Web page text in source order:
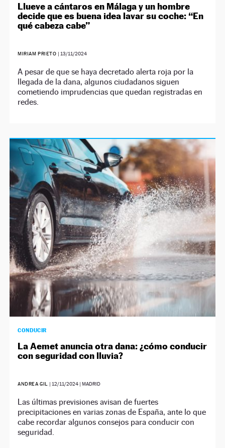
Llueve a cántaros en Málaga y un hombre
decide que es buena idea lavar su coche: “En
qué cabeza cabe”
MIRIAM PRIETO | 13/11/2024
A pesar de que se haya decretado alerta roja por la
llegada de la dana, algunos ciudadanos siguen
cometiendo imprudencias que quedan registradas en
redes.
CONDUCIR
La Aemet anuncia otra dana: ¿cómo conducir
con seguridad con lluvia?
ANDREA GIL | 12/11/2024| MADRID
Las últimas previsiones avisan de fuertes
precipitaciones en varias zonas de España, ante lo que
cabe recordar algunos consejos para conducir con
seguridad.